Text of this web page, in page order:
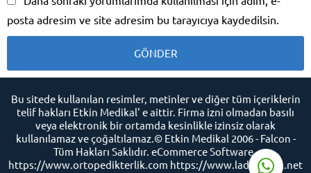
posta adresim ve site adresim bu tarayıcıya kaydedilsin.
Bu sitede kullanılan resimler, metinler ve diğer tüm içeriklerin
telif hakları Etkin Medikal' e aittir. Firma izni olmadan basılı
veya elektronik bir ortamda kesinlikle izinsiz olarak
kullanılamaz ve çoğaltılamaz.© Etkin Medikal 2006 - Falcon -
Tüm Hakları Saklıdır. eCommerce Software -
https://www.ortopedikterlik.com https://www.ladyfalcon.net
Etkin Medikal Destek
Cevap Yaz